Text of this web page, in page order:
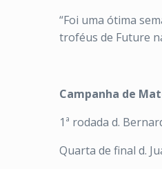
“Foi uma ótima
troféus de Future
Campanha de
1ª rodada d.
Quarta de final d.